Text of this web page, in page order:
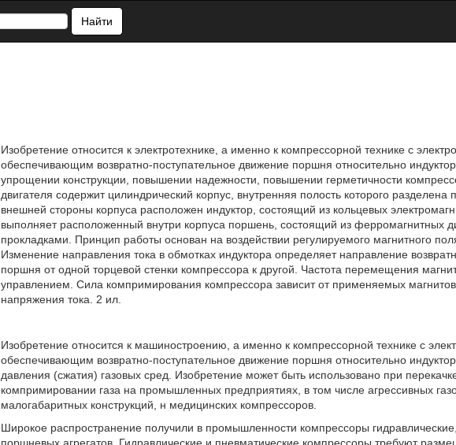
Найти
Изобретение относится к электротехнике, а именно к компрессорной технике с
обеспечивающим возвратно-поступательное движение поршня относительно
упрощении конструкции, повышении надежности, повышении герметичности
двигателя содержит цилиндрический корпус, внутренняя полость которого
внешней стороны корпуса расположен индуктор, состоящий из кольцевых
выполняет расположенный внутри корпуса поршень, состоящий из ферромагнитных
прокладками. Принцип работы основан на воздействии регулируемого магнитного
Изменение направления тока в обмотках индуктора определяет направление
поршня от одной торцевой стенки компрессора к другой. Частота перемещения
управлением. Сила компримирования компрессора зависит от применяемых
напряжения тока. 2 ил.
Изобретение относится к машиностроению, а именно к компрессорной технике с
обеспечивающим возвратно-поступательное движение поршня относительно
давления (сжатия) газовых сред. Изобретение может быть использовано при
компримировании газа на промышленных предприятиях, в том числе агрессивных
малогабаритных конструкций, н медицинских компрессоров.
Широкое распространение получили в промышленности компрессоры